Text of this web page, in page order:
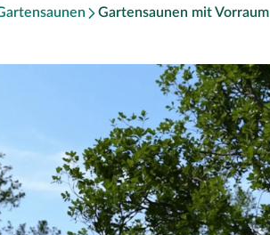
Gartensaunen mit Vorraum